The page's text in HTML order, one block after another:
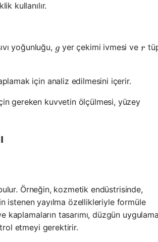
kullanılır.
yoğunluğu, g
g yer çekimi ivmesi ve r
r
için analiz edilmesini içerir.
gereken kuvvetin ölçülmesi, yüzey
Örneğin, kozmetik endüstrisinde,
istenen yayılma özellikleriyle formüle
tasarımı, düzgün uygulama
etmeyi gerektirir.